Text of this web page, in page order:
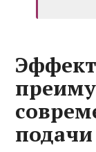
подачи